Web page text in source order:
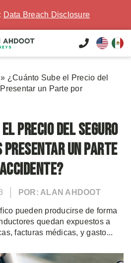
Data Breach Disclosure
» ¿Cuánto Sube el Precio del
un Parte por
Precio del Seguro
Presentar un Parte
POR: ALAN AHDOOT
pueden producirse de forma
quedan expuestos a
facturas médicas, y gasto...